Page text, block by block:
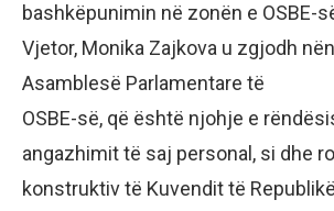
bashkëpunimin në zonën e OSBE-
Vjetor, Monika Zajkova u zgjodh
Asamblesë Parlamentare të
OSBE-së, që është njohje e
angazhimit të saj personal, si dhe
konstruktiv të Kuvendit të